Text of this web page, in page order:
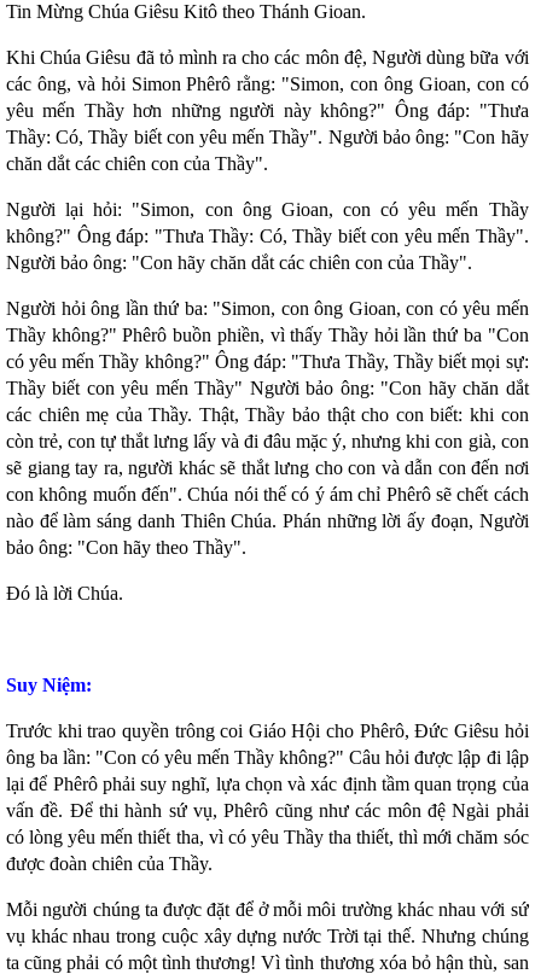
Tin Mừng Chúa Giêsu Kitô theo Thánh Gioan.
Khi Chúa Giêsu đã tỏ mình ra cho các môn đệ, Người dùng bữa với
các ông, và hỏi Simon Phêrô rằng: "Simon, con ông Gioan, con có
yêu mến Thầy hơn những người này không?" Ông đáp: "Thưa
Thầy: Có, Thầy biết con yêu mến Thầy". Người bảo ông: "Con hãy
chăn dắt các chiên con của Thầy".
Người lại hỏi: "Simon, con ông Gioan, con có yêu mến Thầy
không?" Ông đáp: "Thưa Thầy: Có, Thầy biết con yêu mến Thầy".
Người bảo ông: "Con hãy chăn dắt các chiên con của Thầy".
Người hỏi ông lần thứ ba: "Simon, con ông Gioan, con có yêu mến
Thầy không?" Phêrô buồn phiền, vì thấy Thầy hỏi lần thứ ba "Con
có yêu mến Thầy không?" Ông đáp: "Thưa Thầy, Thầy biết mọi sự:
Thầy biết con yêu mến Thầy" Người bảo ông: "Con hãy chăn dắt
các chiên mẹ của Thầy. Thật, Thầy bảo thật cho con biết: khi con
còn trẻ, con tự thắt lưng lấy và đi đâu mặc ý, nhưng khi con già, con
sẽ giang tay ra, người khác sẽ thắt lưng cho con và dẫn con đến nơi
con không muốn đến". Chúa nói thế có ý ám chỉ Phêrô sẽ chết cách
nào để làm sáng danh Thiên Chúa. Phán những lời ấy đoạn, Người
bảo ông: "Con hãy theo Thầy".
Ðó là lời Chúa.
Suy Niệm:
Trước khi trao quyền trông coi Giáo Hội cho Phêrô, Ðức Giêsu hỏi
ông ba lần: "Con có yêu mến Thầy không?" Câu hỏi được lập đi lập
lại để Phêrô phải suy nghĩ, lựa chọn và xác định tầm quan trọng của
vấn đề. Ðể thi hành sứ vụ, Phêrô cũng như các môn đệ Ngài phải
có lòng yêu mến thiết tha, vì có yêu Thầy tha thiết, thì mới chăm sóc
được đoàn chiên của Thầy.
Mỗi người chúng ta được đặt để ở mỗi môi trường khác nhau với sứ
vụ khác nhau trong cuộc xây dựng nước Trời tại thế. Nhưng chúng
ta cũng phải có một tình thương! Vì tình thương xóa bỏ hận thù, san